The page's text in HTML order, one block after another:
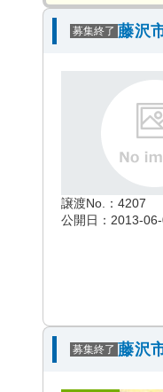
募集終了 藤沢
譲渡No.：4207
公開日：2013-
募集終了 藤沢